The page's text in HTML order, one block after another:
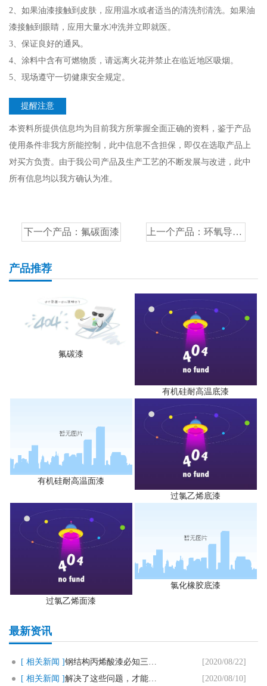
2、如果油漆接触到皮肤，应用温水或者适当的清洗剂清洗。如果油
漆接触到眼睛，应用大量水冲洗并立即就医。
3、保证良好的通风。
4、涂料中含有可燃物质，请远离火花并禁止在临近地区吸烟。
5、现场遵守一切健康安全规定。
提醒注意
本资料所提供信息均为目前我方所掌握全面正确的资料，鉴于产品
使用条件非我方所能控制，此中信息不含担保，即仅在选取产品上
对买方负责。由于我公司产品及生产工艺的不断发展与改进，此中
所有信息均以我方确认为准。
下一个产品： 氟碳面漆 上一个产品： 环氧导静电底漆
产品推荐
氟碳漆
有机硅耐高温底漆
有机硅耐高温面漆
过氯乙烯底漆
过氯乙烯面漆
氯化橡胶底漆
最新资讯
[ 相关新闻 ] 钢结构丙烯酸漆必知三个要点
[2020/08/22]
[ 相关新闻 ]
解决了这些问题，才能用好马路划.. [2020/08/10]